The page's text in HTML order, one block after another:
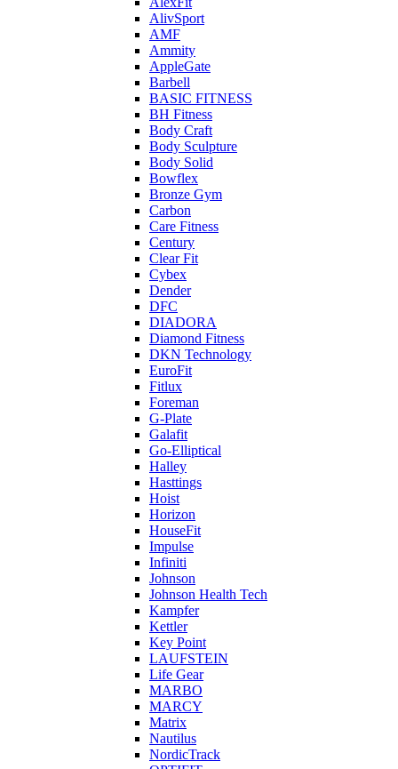
AlivSport
AMF
Ammity
AppleGate
Barbell
BASIC FITNESS
BH Fitness
Body Craft
Body Sculpture
Body Solid
Bowflex
Bronze Gym
Carbon
Care Fitness
Century
Clear Fit
Cybex
Dender
DFC
DIADORA
Diamond Fitness
DKN Technology
EuroFit
Fitlux
Foreman
G-Plate
Galafit
Go-Elliptical
Halley
Hasttings
Hoist
Horizon
HouseFit
Impulse
Infiniti
Johnson
Johnson Health Tech
Kampfer
Kettler
Key Point
LAUFSTEIN
Life Gear
MARBO
MARCY
Matrix
Nautilus
NordicTrack